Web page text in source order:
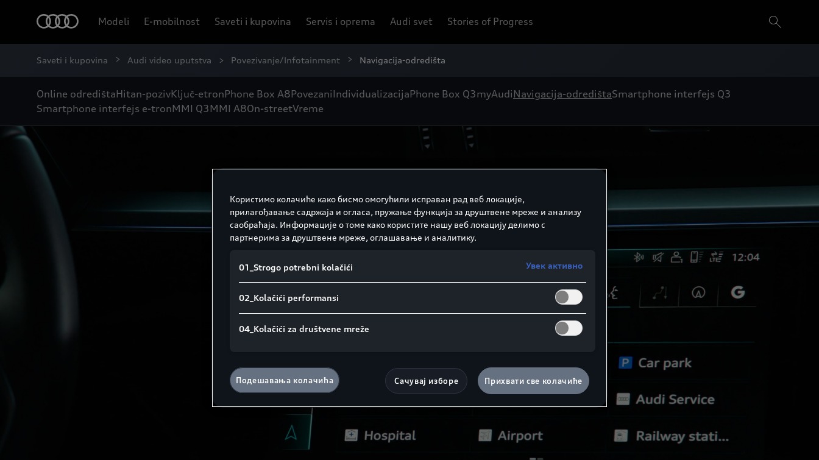
Modeli E-mobilnost Saveti i kupovina Servis i oprema Audi svet Stories of Progress
Saveti i kupovina Audi video uputstva Povezivanje/Infotainment Navigacija-odredišta
Online odredištaHitan-pozivKljuč-etronPhone Box A8PovezaniIndividualizacijaPhone Box Q3myAudiNavigacija-odredištaSmartphone interfejs Q3
Smartphone interfejs e-tronMMI Q3MMI A8On-streetVreme
Користимо колачиће како бисмо омогућили исправан рад веб локације,
прилагођавање садржаја и огласа, пружање функција за друштвене мреже и анализу
саобраћаја. Информације о томе како користите нашу веб локацију делимо с
партнерима за друштвене мреже, оглашавање и аналитику.
01_Strogo potrebni kolačići Увек активно
02_Kolačići performansi
04_Kolačići za društvene mreže
Подешавања колачића Сачувај изборе Прихвати све колачиће